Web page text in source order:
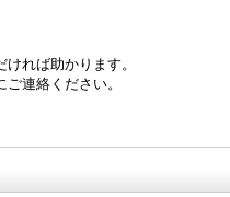
れば助かります。
連絡ください。